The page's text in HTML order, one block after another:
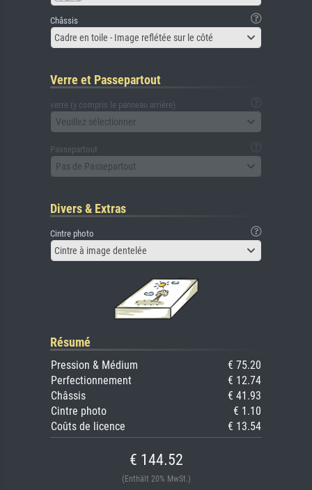
Châssis
Cadre en toile - Image reflétée sur le côté
Verre et Passepartout
verre (y compris le panneau arrière)
Veuillez sélectionner
Passepartout
Pas de Passepartout
Divers & Extras
Cintre photo
Cintre à image dentelée
Résumé
Pression & Médium
€ 75.20
Perfectionnement
€ 12.74
Châssis
€ 41.93
Cintre photo
€ 1.10
Coûts de licence
€ 13.54
€ 144.52
(Enthält 20% MwSt.)